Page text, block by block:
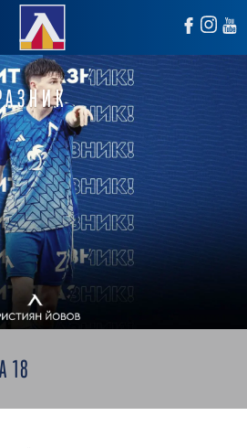
18